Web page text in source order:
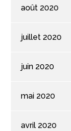
août 2020
juillet 2020
juin 2020
mai 2020
avril 2020